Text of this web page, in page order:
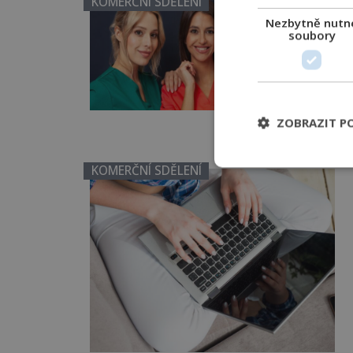
KOMERČNÍ SDĚLENÍ
Nezbytně
soubory
ZOBRAZIT